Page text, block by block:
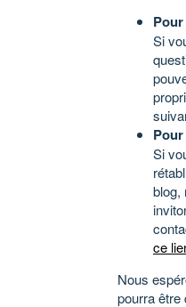
Si
Si
blog,
ce
Nous
pourra être